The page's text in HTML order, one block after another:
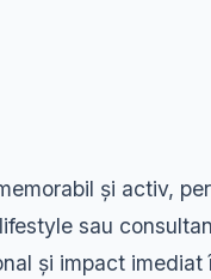
și activ,
sau
și impact imediat